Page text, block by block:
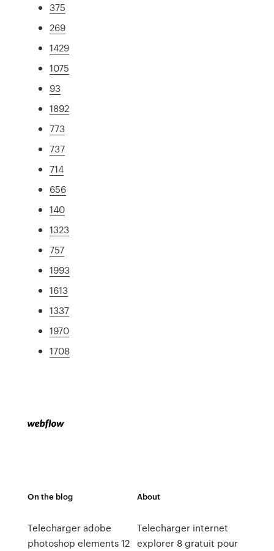
375
269
1429
1075
93
1892
773
737
714
656
140
1323
757
1993
1613
1337
1970
1708
On the blog
Telecharger adobe
photoshop elements 12
About
Telecharger internet
explorer 8 gratuit pour